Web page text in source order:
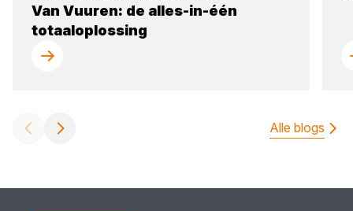
Van Vuuren: de alles-in-één
totaaloplossing
Alle blogs